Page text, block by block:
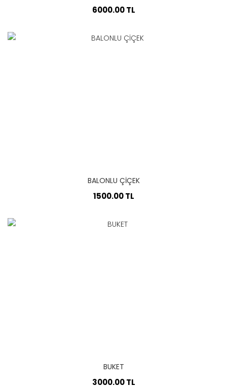
6000.00 TL
BALONLU ÇİÇEK
1500.00 TL
BUKET
3000.00 TL